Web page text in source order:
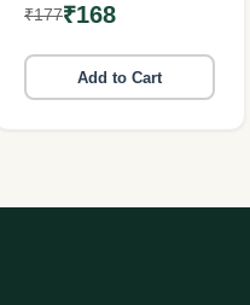
வாழ்வியல் )
₹177₹168
Add to Cart